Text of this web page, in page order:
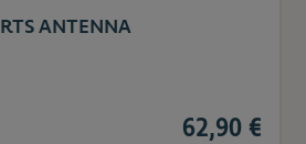
RTS ANTENNA
62,90 €